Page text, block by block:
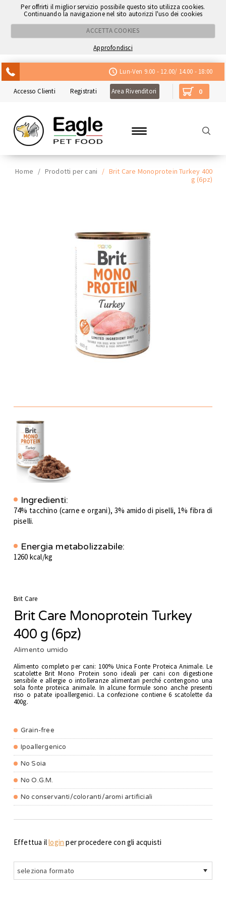
Per offrirti il miglior servizio possibile questo sito utilizza cookies.
Continuando la navigazione nel sito autorizzi l'uso dei cookies
ACCETTA COOKIES
Approfondisci
Lun-Ven 9.00 - 12.00/ 14.00 - 18:00
Accesso Clienti Registrati Area Rivenditori 0
Home / Prodotti per cani / Brit Care Monoprotein Turkey 400
g (6pz)
Ingredienti:
74% tacchino (carne e organi), 3% amido di piselli, 1% fibra di
piselli.
Energia metabolizzabile:
1260 kcal/kg
Brit Care
Brit Care Monoprotein Turkey
400 g (6pz)
Alimento umido
Alimento completo per cani: 100% Unica Fonte Proteica Animale. Le
scatolette Brit Mono Protein sono ideali per cani con digestione
sensibile e allergie o intolleranze alimentari perché contengono una
sola fonte proteica animale. In alcune formule sono anche presenti
riso o patate ipoallergenici. La confezione contiene 6 scatolette da
400g.
Grain-free
Ipoallergenico
No Soia
No O.G.M.
No conservanti/coloranti/aromi artificiali
Effettua illogin per procedere con gli acquisti
seleziona formato